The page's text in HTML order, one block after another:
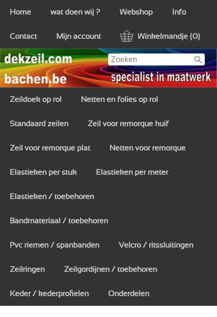
Home wat doen wij ? Webshop Info
Contact Mijn account Winkelmandje (0)
Zeildoek op rol Netten en folies op rol
Standaard zeilen Zeil voor remorque huif
Zeil voor remorque plat Netten voor remorque
Elastieken per stuk Elastieken per meter
Elastieken / toebehoren
Bandmateriaal / toebehoren
Pvc riemen / spanbanden Velcro / ritssluitingen
Zeilringen Zeilgordijnen / toebehoren
Keder / kederprofielen Onderdelen